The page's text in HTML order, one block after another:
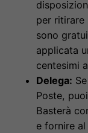
per ritirare
sono
applicata
centesimi
Delega:
Poste,
Basterà
e fornire